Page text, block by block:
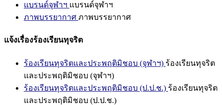
แบรนด์จุฬาฯ แบรนด์จุฬาฯ
ภาพบรรยากาศ ภาพบรรยากาศ
แจ้งเรื่องร้องเรียนทุจริต
ร้องเรียนทุจริตและประพฤติมิชอบ (จุฬาฯ) ร้องเรียนทุจริต
และประพฤติมิชอบ (จุฬาฯ)
ร้องเรียนทุจริตและประพฤติมิชอบ (ป.ป.ช.) ร้องเรียนทุจริต
และประพฤติมิชอบ (ป.ป.ช.)